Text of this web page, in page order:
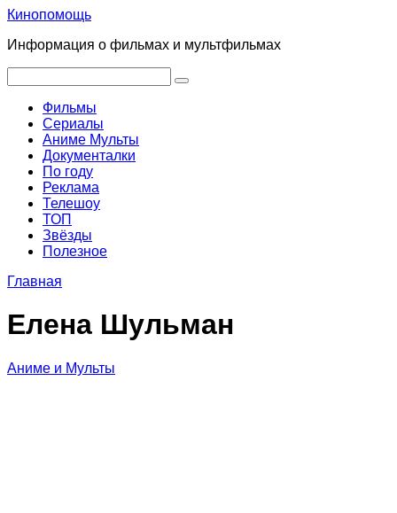
Перейти
контенту
Кинопомощь
Информация о фильмах и мультфильмах
Фильмы
Сериалы
Аниме Мульты
Документалки
По году
Реклама
Телешоу
ТОП
Звёзды
Полезное
Главная
Елена Шульман
Аниме и Мульты